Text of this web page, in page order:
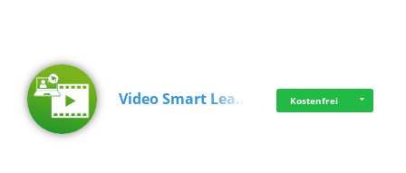
Video Smart Lea… Kostenfrei